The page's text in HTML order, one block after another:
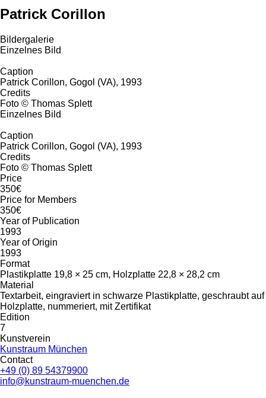
Patrick Corillon
Bildergalerie
Einzelnes Bild
Caption
Patrick Corillon, Gogol (VA), 1993
Credits
Foto © Thomas Splett
Einzelnes Bild
Caption
Patrick Corillon, Gogol (VA), 1993
Credits
Foto © Thomas Splett
Price
350€
Price for Members
350€
Year of Publication
1993
Year of Origin
1993
Format
Plastikplatte 19,8 × 25 cm, Holzplatte 22,8 × 28,2 cm
Material
Textarbeit, eingraviert in schwarze Plastikplatte, geschraubt auf
Holzplatte, nummeriert, mit Zertifikat
Edition
7
Kunstverein
Kunstraum München
Contact
+49 (0) 89 54379900
info@kunstraum-muenchen.de